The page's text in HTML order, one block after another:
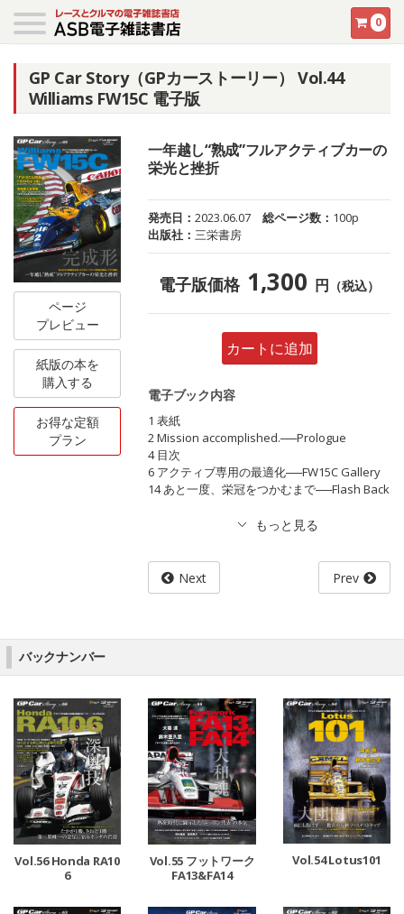
0
GP Car Story（GPカーストーリー） Vol.44
Williams FW15C 電子版
ページ
プレビュー
紙版の本を
購入する
お得な定額
プラン
一年越し“熟成”フルアクティブカーの
栄光と挫折
発売日：2023.06.07 総ページ数： 100p
出版社：三栄書房
電子版価格 1,300 円 （税込）
カートに追加
電子ブック内容
1 表紙
2 Mission accomplished.──Prologue
4 目次
6 アクティブ専用の最適化──FW15C Gallery
14 あと一度、栄冠をつかむまで──Flash Back
Next Prev
バックナンバー
Vol.56 Honda RA10
6
Vol.55 フットワーク
FA13&FA14
Vol.54 Lotus101